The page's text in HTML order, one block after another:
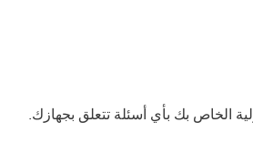
.اتصل بطبيب الرعاية الأولية الخاص بك بأي أسئلة تتعلق بجهازك